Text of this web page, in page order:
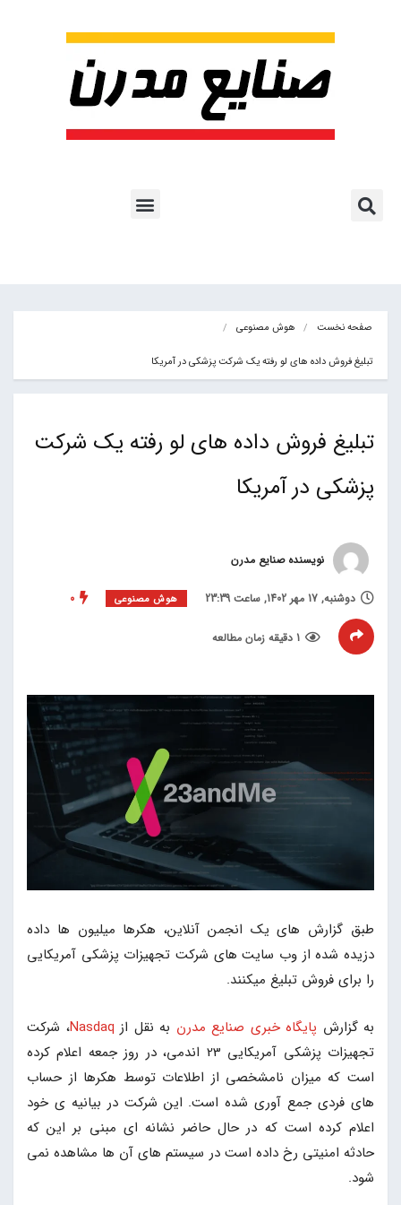
صفحه نخست هوش مصنوعی
تبلیغ فروش داده های لو رفته یک شرکت پزشکی در آمریکا
تبلیغ فروش داده های لو رفته یک شرکت
پزشکی در آمریکا
نویسنده صنایع مدرن
دوشنبه, 17 مهر 1402, ساعت 23:39 هوش مصنوعی 0
1 دقیقه زمان مطالعه
طبق گزارش های یک انجمن آنلاین، هکرها میلیون ها داده
دزیده شده از وب سایت های شرکت تجهیزات پزشکی آمریکایی
را برای فروش تبلیغ میکنند.
به گزارش پایگاه خبری صنایع مدرن به نقل از Nasdaq، شرکت
تجهیزات پزشکی آمریکایی 23 اندمی، در روز جمعه اعلام کرده
است که میزان نامشخصی از اطلاعات توسط هکرها از حساب
های فردی جمع آوری شده است. این شرکت در بیانیه ی خود
اعلام کرده است که در حال حاضر نشانه ای مبنی بر این که
حادثه امنیتی رخ داده است در سیستم های آن ها مشاهده نمی
شود.